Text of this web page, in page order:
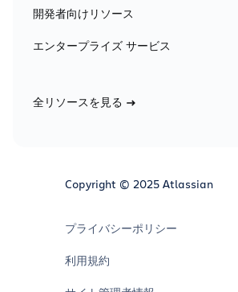
開発者向けリソース
エンタープライズ サービス
全リソースを見る
Copyright © 2025 Atlassian
プライバシーポリシー
利用規約